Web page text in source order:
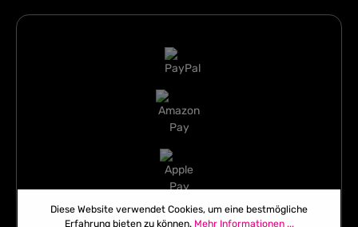
Diese Website verwendet Cookies, um eine bestmögliche
Erfahrung bieten zu können. Mehr Informationen ...